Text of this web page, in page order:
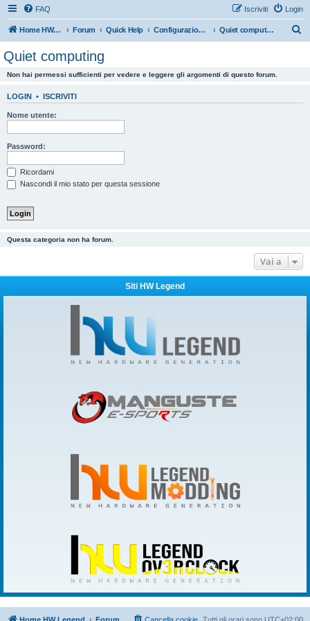
FAQ Login
Iscriviti
Home HW Legend Forum Quick Help Configurazioni consigliate da HW Legend Quiet computing
Quiet computing
Non hai permessi sufficienti per vedere e leggere gli argomenti di questo forum.
LOGIN • ISCRIVITI
Nome utente:
Password:
Ricordami
Nascondi il mio stato per questa sessione
Questa categoria non ha forum.
Vai a
Siti HW Legend